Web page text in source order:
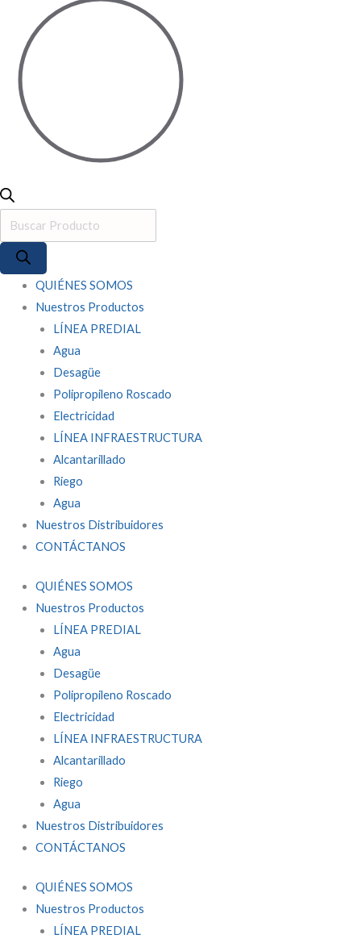
QUIÉNES SOMOS
Nuestros Productos
LÍNEA PREDIAL
Agua
Desagüe
Polipropileno Roscado
Electricidad
LÍNEA INFRAESTRUCTURA
Alcantarillado
Riego
Agua
Nuestros Distribuidores
CONTÁCTANOS
QUIÉNES SOMOS
Nuestros Productos
LÍNEA PREDIAL
Agua
Desagüe
Polipropileno Roscado
Electricidad
LÍNEA INFRAESTRUCTURA
Alcantarillado
Riego
Agua
Nuestros Distribuidores
CONTÁCTANOS
QUIÉNES SOMOS
Nuestros Productos
LÍNEA PREDIAL